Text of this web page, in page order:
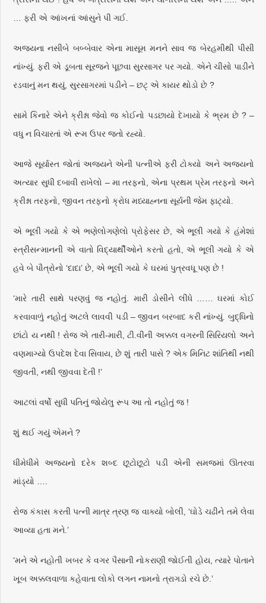
… ફરી એ આંખનાં આંસુને પી ગઈ.
અજયના નસીબે બબ્બેવાર એના માસૂમ મનને સાવ જ બેરહમીથી પીસી
નાંખ્યું. ફરી એ ડૂબતા સૂરજને પૂછવા સુરસાગર પર ગયો. એને ચીસો પાડીને
રડવાનું મન થયું, સુરસાગરમાં પડીને – છટ્‌ એ કાયર થોડો છે ?
સામે કિનારે એને ક્રીશ્ના જેવો જ કોઈનો પડછાયો દેખાયો કે ભ્રમ છે ? –
વધુ ન વિચારતાં એ રૂમ ઉપર જતો રહ્યો.
આજે સૂર્યાસ્ત જોતાં અજયને એની પત્નીએ ફરી ટોક્યો અને અજયનો
અત્યાર સુધી દબાવી રાખેલો – મા તરફનો, એના પ્રથમ પ્રેમ તરફનો અને
ક્રીશ્ના તરફનો, જીવન તરફનો ક્રોધ મધ્યાહ્નના સૂર્યની જેમ ફાટ્યો.
એ ભૂલી ગયો કે એ ભણેલોગણેલો પ્રોફેસર છે, એ ભૂલી ગયો કે હંમેશાં
સ્ત્રીસન્માનની એ વાતો વિદ્યાર્થીઓને કરતો હતો, એ ભૂલી ગયો કે એ
હવે બે પૌત્રોનો ‘દાદા’ છે, એ ભૂલી ગયો કે ઘરમાં પુત્રવધૂ પણ છે !
‘મારે તારી સાથે પરણવું જ નહોતું. મારી ડોસીને લીધે …… ઘરમાં કોઈ
કરવાવાળું નહોતું અટલે લાવવી પડી – જીવન બરબાદ કરી નાંખ્યું. બુદ્ધિનો
છાંટો ય નથી ! રોજ એ તારી-મારી, ટી.વીની અક્કલ વગરની સિરિયલો અને
વણમાગ્યો ઉપદેશ દેવા સિવાય, છે શું તારી પાસે ? એક મિનિટ શાંતિથી નથી
જીવતી, નથી જીવવા દેતી !’
આટલાં વર્ષો સુધી પતિનું જોયેલુ રૂપ આ તો નહોતું જ !
શું થઈ ગયું એમને ?
ધીમેધીમે અજયનો દરેક શબ્દ છૂટોછૂટો પડી એની સમજમાં ઊતરવા
માંડ્યો ….
રોજ કંકાસ કરતી પત્ની માત્ર ત્રણ જ વાક્યો બોલી, ‘ઘોડે ચઢીને તમે લેવા
આવ્યા હતા મને.’
‘મને એ નહોતી ખબર કે વગર પૈસાની નોકરાણી જોઈતી હોય, ત્યારે પોતાને
ખૂબ અક્કલવાળા કહેવાતા લોકો લગન નામનો ત્રાગડો રચે છે.’